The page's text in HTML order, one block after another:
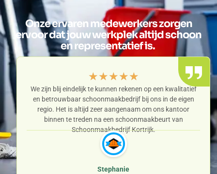
Onze ervaren medewerkers zorgen
ervoor dat jouw werkplek altijd schoon
en representatief is.
★★★★★
We zijn blij eindelijk te kunnen rekenen op een kwalitatief
en betrouwbaar schoonmaakbedrijf bij ons in de eigen
regio. Het is altijd zeer aangenaam om ons kantoor
binnen te treden na een schoonmaakbeurt van
Schoonmaakbedrijf Kortrijk.
Stephanie